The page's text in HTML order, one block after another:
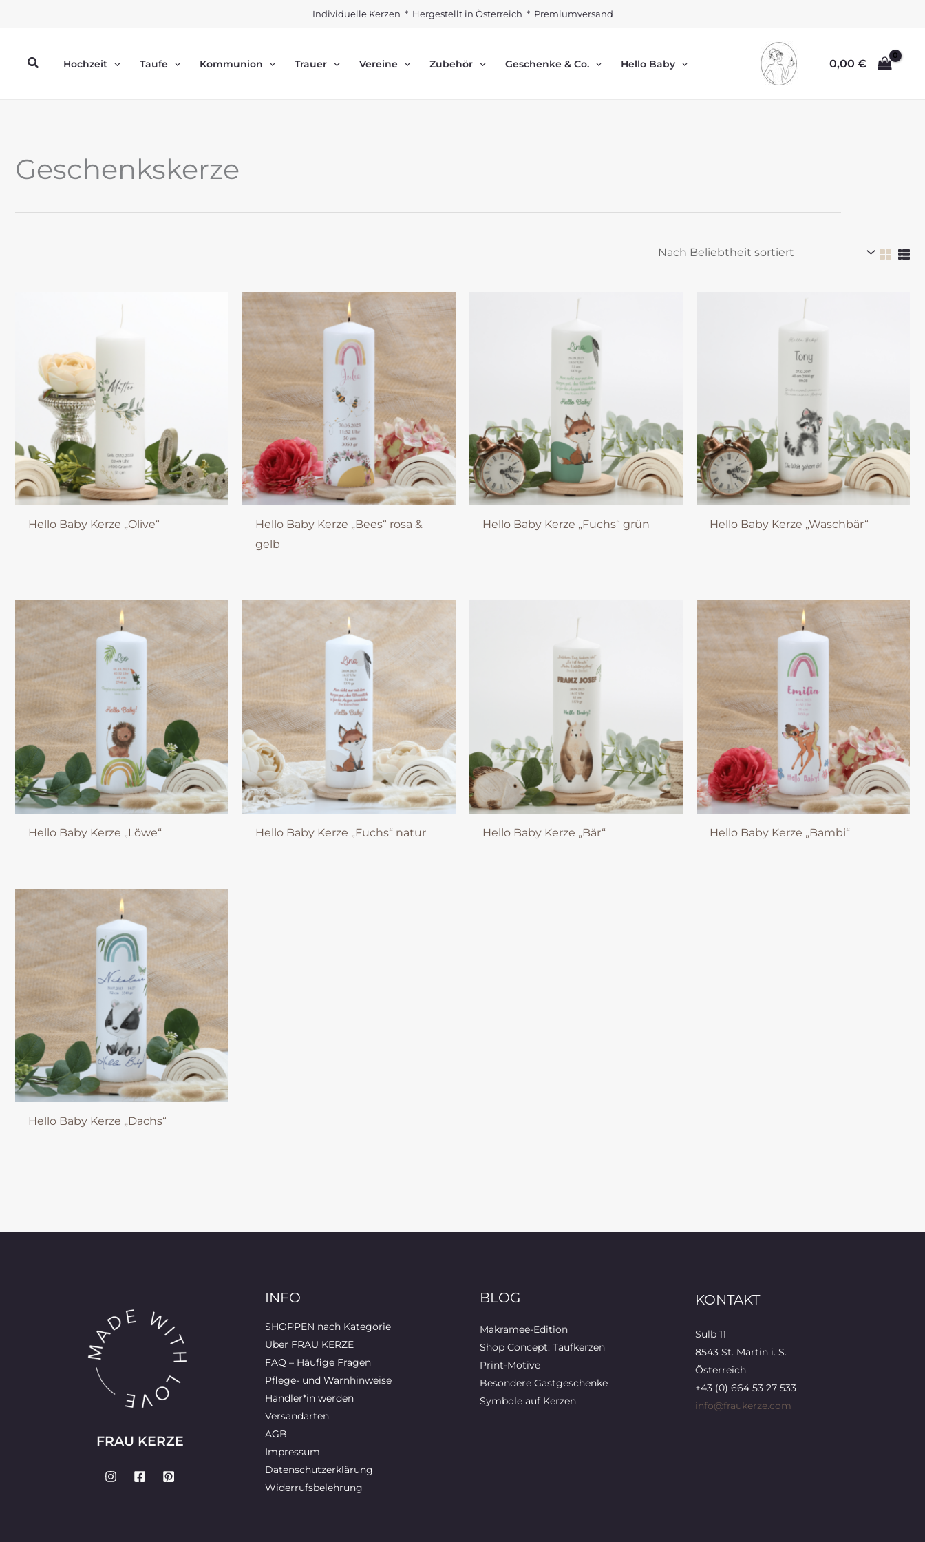
Individuelle Kerzen * Hergestellt in Österreich * Premiumversand
SuchenHochzeit Taufe Kommunion Trauer Vereine Zubehör Geschenke & Co. Hello Baby 0,00 €
Geschenkskerze
Hello Baby Kerze „Olive“
Hello Baby Kerze „Bees“ rosa &
gelb
Hello Baby Kerze „Fuchs“ grün Hello Baby Kerze „Waschbär“
Hello Baby Kerze „Löwe“ Hello Baby Kerze „Fuchs“ natur Hello Baby Kerze „Bär“ Hello Baby Kerze „Bambi“
Hello Baby Kerze „Dachs“
FRAU KERZE
INFO
SHOPPEN nach Kategorie
Über FRAU KERZE
FAQ – Häufige Fragen
Pflege- und Warnhinweise
Händler*in werden
Versandarten
AGB
Impressum
Datenschutzerklärung
Widerrufsbelehrung
BLOG
Makramee-Edition
Shop Concept: Taufkerzen
Print-Motive
Besondere Gastgeschenke
Symbole auf Kerzen
KONTAKT
Sulb 11
8543 St. Martin i. S.
Österreich
+43 (0) 664 53 27 533
info@fraukerze.com